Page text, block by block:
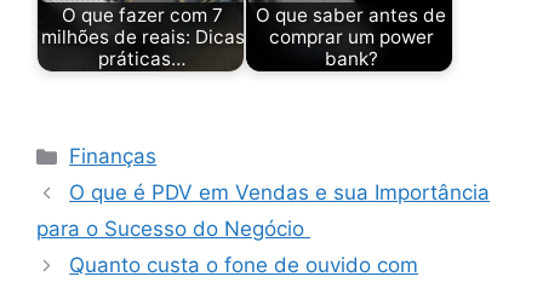
O que fazer com 7
milhões de reais: Dicas
práticas…
O que saber antes de
comprar um power
bank?
Categorias
Finanças
O que é PDV em Vendas e sua Importância
para o Sucesso do Negócio
Quanto custa o fone de ouvido com